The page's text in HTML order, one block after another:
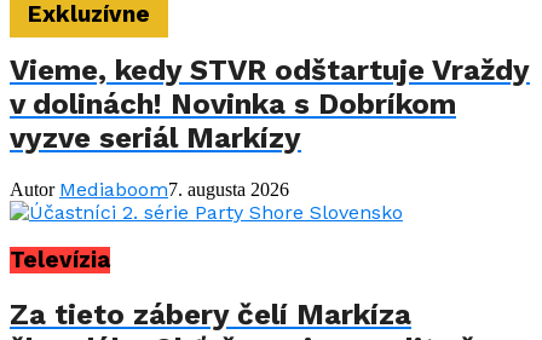
Exkluzívne
Vieme, kedy STVR odštartuje Vraždy
v dolinách! Novinka s Dobríkom
vyzve seriál Markízy
Autor Mediaboom7. augusta 2026
Televízia
Za tieto zábery čelí Markíza